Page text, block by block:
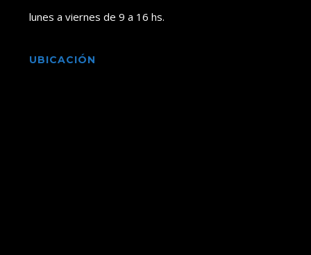
lunes a viernes de 9 a 16 hs.
UBICACIÓN